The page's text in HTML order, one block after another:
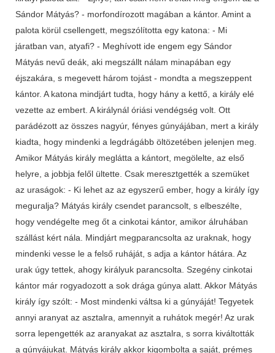
Sándor Mátyás? - morfondírozott magában a kántor. Amint a
palota körül csellengett, megszólította egy katona: - Mi
járatban van, atyafi? - Meghívott ide engem egy Sándor
Mátyás nevű deák, aki megszállt nálam minapában egy
éjszakára, s megevett három tojást - mondta a megszeppent
kántor. A katona mindjárt tudta, hogy hány a kettő, a király elé
vezette az embert. A királynál óriási vendégség volt. Ott
parádézott az összes nagyúr, fényes gúnyájában, mert a király
kiadta, hogy mindenki a legdrágább öltözetében jelenjen meg.
Amikor Mátyás király meglátta a kántort, megölelte, az első
helyre, a jobbja felől ültette. Csak meresztgették a szemüket
az uraságok: - Ki lehet az az egyszerű ember, hogy a király így
meguralja? Mátyás király csendet parancsolt, s elbeszélte,
hogy vendégelte meg őt a cinkotai kántor, amikor álruhában
szállást kért nála. Mindjárt megparancsolta az uraknak, hogy
mindenki vesse le a felső ruháját, s adja a kántor hátára. Az
urak úgy tettek, ahogy királyuk parancsolta. Szegény cinkotai
kántor már rogyadozott a sok drága gúnya alatt. Akkor Mátyás
király így szólt: - Most mindenki váltsa ki a gúnyáját! Tegyetek
annyi aranyat az asztalra, amennyit a ruhátok megér! Az urak
sorra lepengették az aranyakat az asztalra, s sorra kiváltották
a gúnyájukat. Mátyás király akkor kigombolta a saját, prémes